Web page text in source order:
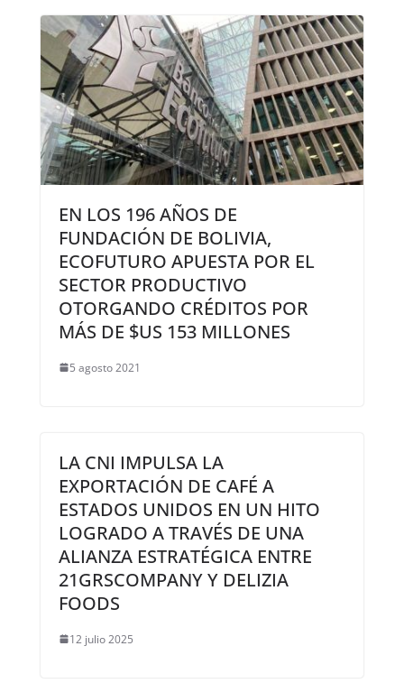
EN LOS 196 AÑOS DE
FUNDACIÓN DE BOLIVIA,
ECOFUTURO APUESTA POR EL
SECTOR PRODUCTIVO
OTORGANDO CRÉDITOS POR
MÁS DE $US 153 MILLONES
5 agosto 2021
LA CNI IMPULSA LA
EXPORTACIÓN DE CAFÉ A
ESTADOS UNIDOS EN UN HITO
LOGRADO A TRAVÉS DE UNA
ALIANZA ESTRATÉGICA ENTRE
21GRSCOMPANY Y DELIZIA
FOODS
12 julio 2025